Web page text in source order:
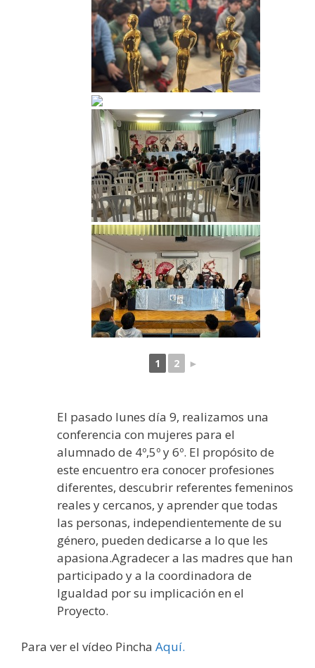
1 2 ►
El pasado lunes día 9, realizamos una
conferencia con mujeres para el
alumnado de 4º,5º y 6º. El propósito de
este encuentro era conocer profesiones
diferentes, descubrir referentes femeninos
reales y cercanos, y aprender que todas
las personas, independientemente de su
género, pueden dedicarse a lo que les
apasiona.Agradecer a las madres que han
participado y a la coordinadora de
Igualdad por su implicación en el
Proyecto.
Para ver el vídeo Pincha Aquí.